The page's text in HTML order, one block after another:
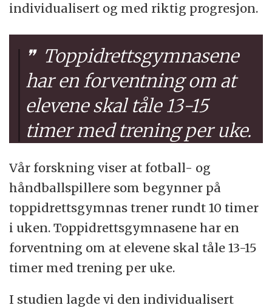
individualisert og med riktig progresjon.
Toppidrettsgymnasene
har en forventning om at
elevene skal tåle 13-15
timer med trening per uke.
Vår forskning viser at fotball- og
håndballspillere som begynner på
toppidrettsgymnas trener rundt 10 timer
i uken. Toppidrettsgymnasene har en
forventning om at elevene skal tåle 13-15
timer med trening per uke.
I studien lagde vi den individualisert